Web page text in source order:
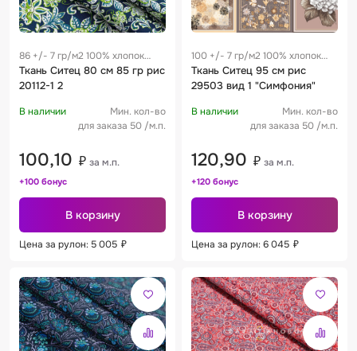
86 +/- 7 гр/м2 100% хлопок
0.28 м
Ткань Ситец 80 см 85 гр рис
20112-1 2
В наличии
Мин. кол-во
для заказа 50 /м.п.
100,10 ₽ за м.п.
+100 бонус
В корзину
Цена за рулон: 5 005 ₽
100 +/- 7 гр/м2 100% хлопок
0.19 м
Ткань Ситец 95 см рис
29503 вид 1 "Симфония"
В наличии
Мин. кол-во
для заказа 50 /м.п.
120,90 ₽ за м.п.
+120 бонус
В корзину
Цена за рулон: 6 045 ₽